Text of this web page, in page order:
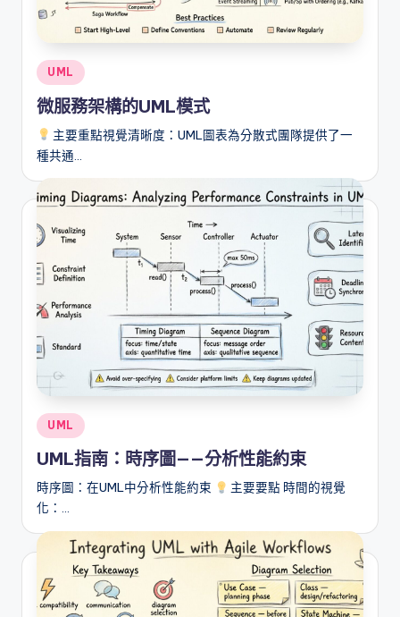
n
a
C
h
in
e
s
-
A
n
si
g
h
t
s
Posted
in
UML
微服務架構的UML模式
主要重點視覺清晰度：UML圖表為分散式團隊提供了一
種共通…
Posted
in
UML
UML指南：時序圖——分析性能約束
時序圖：在UML中分析性能約束
主要要點 時間的視覺
化：…